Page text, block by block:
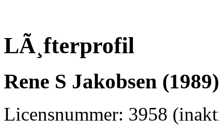
LÃ¸fterprofil
Rene S Jakobsen
Licensnummer: 3958